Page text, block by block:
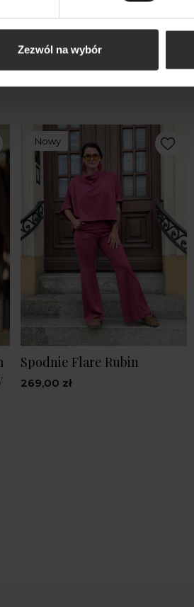
Zezwól na wybór
Nowy
Spodnie Flare Rubin
269,00 zł